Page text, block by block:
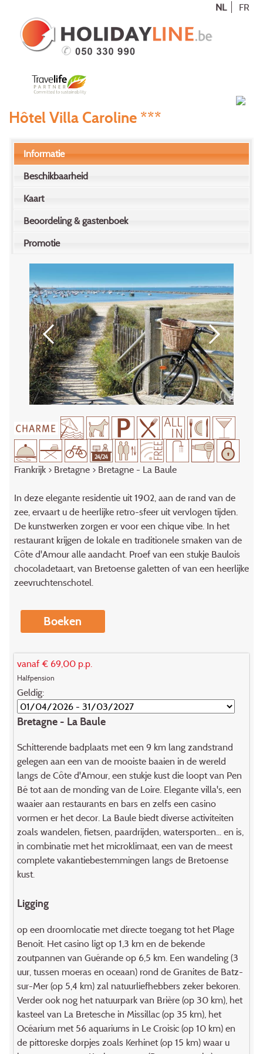
NL FR
Hôtel Villa Caroline ***
Informatie
Beschikbaarheid
Kaart
Beoordeling & gastenboek
Promotie
Frankrijk> Bretagne> Bretagne - La Baule
In deze elegante residentie uit 1902, aan de rand van de
zee, ervaart u de heerlijke retro-sfeer uit vervlogen tijden.
De kunstwerken zorgen er voor een chique vibe. In het
restaurant krijgen de lokale en traditionele smaken van de
Côte d'Amour alle aandacht. Proef van een stukje Baulois
chocoladetaart, van Bretoense galetten of van een heerlijke
zeevruchtenschotel.
Boeken
vanaf € 69,00 p.p.
Halfpension
Geldig:
Bretagne - La Baule
Schitterende badplaats met een 9 km lang zandstrand
gelegen aan een van de mooiste baaien in de wereld
langs de Côte d'Amour, een stukje kust die loopt van Pen
Bé tot aan de monding van de Loire. Elegante villa's, een
waaier aan restaurants en bars en zelfs een casino
vormen er het decor. La Baule biedt diverse activiteiten
zoals wandelen, fietsen, paardrijden, watersporten... en is,
in combinatie met het microklimaat, een van de meest
complete vakantiebestemmingen langs de Bretoense
kust.
Ligging
op een droomlocatie met directe toegang tot het Plage
Benoit. Het casino ligt op 1,3 km en de bekende
zoutpannen van Guérande op 6,5 km. Een wandeling (3
uur, tussen moeras en oceaan) rond de Granites de Batz-
sur-Mer (op 5,4 km) zal natuurliefhebbers zeker bekoren.
Verder ook nog het natuurpark van Brière (op 30 km), het
kasteel van La Bretesche in Missillac (op 35 km), het
Océarium met 56 aquariums in Le Croisic (op 10 km) en
de pittoreske dorpjes zoals Kerhinet (op 15 km) waar u